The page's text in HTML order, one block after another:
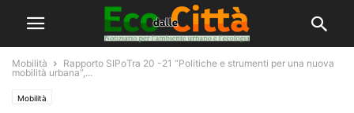
Mobilità
Rapporto SIPoTra 20 -21 “Politiche e strumenti per una nuova
mobilità urbana”,...
Mobilità